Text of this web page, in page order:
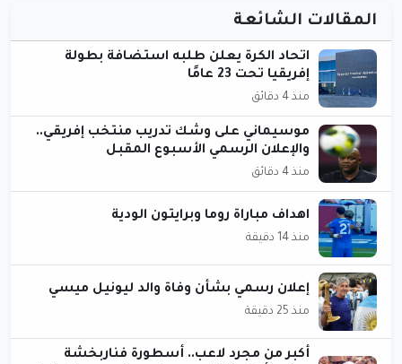
المقالات الشائعة
اتحاد الكرة يعلن طلبه استضافة بطولة
إفريقيا تحت 23 عامًا
منذ 4 دقائق
موسيماني على وشك تدريب منتخب إفريقي..
والإعلان الرسمي الأسبوع المقبل
منذ 4 دقائق
اهداف مباراة روما وبرايتون الودية
منذ 14 دقيقة
إعلان رسمي بشأن وفاة والد ليونيل ميسي
منذ 25 دقيقة
أكبر من مجرد لاعب.. أسطورة فناربخشة